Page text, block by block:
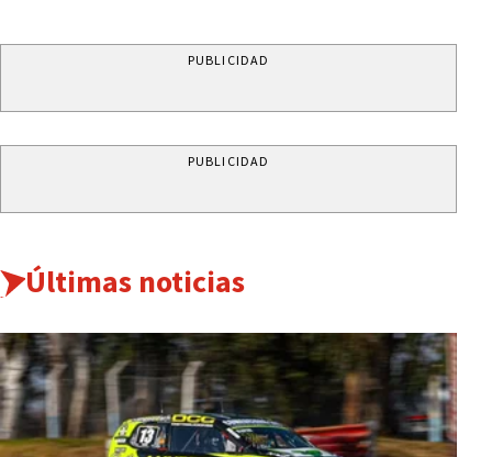
PUBLICIDAD
PUBLICIDAD
Últimas noticias